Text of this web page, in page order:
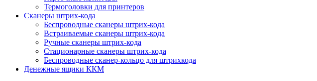
Термоголовки для принтеров
Сканеры штрих-кода
Беспроводные сканеры штрих-кода
Встраиваемые сканеры штрих-кода
Ручные сканеры штрих-кода
Стационарные сканеры штрих-кода
Беспроводные сканер-кольцо для штрихкода
Денежные ящики ККМ